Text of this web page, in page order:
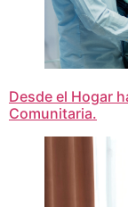
Desde el Hogar
Comunitaria.